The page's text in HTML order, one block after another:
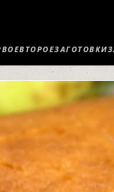
ВТОРОЕЗАГОТОВКИ